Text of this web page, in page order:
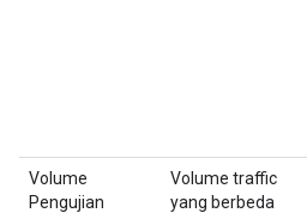
Volume
Pengujian
Volume traffic
yang berbeda